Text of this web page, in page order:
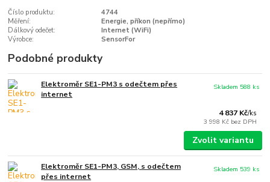
Číslo produktu:
4744
Měření:
Energie, příkon (nepřímo)
Dálkový odečet:
Internet (WiFi)
Výrobce:
SensorFor
Podobné produkty
Elektroměr SE1-PM3 s odečtem přes
internet
4 837 Kč/ks
3 998 Kč bez DPH
Skladem 588 ks
Zvolit variantu
Elektroměr SE1-PM3, GSM, s odečtem
přes internet
Skladem 539 ks